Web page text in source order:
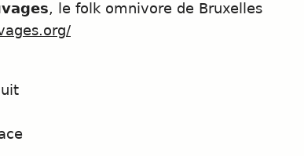
, le folk omnivore de Bruxelles